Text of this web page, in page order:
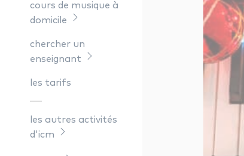
cours de musique à
domicile
chercher un
enseignant
les tarifs
les autres activités
d'icm